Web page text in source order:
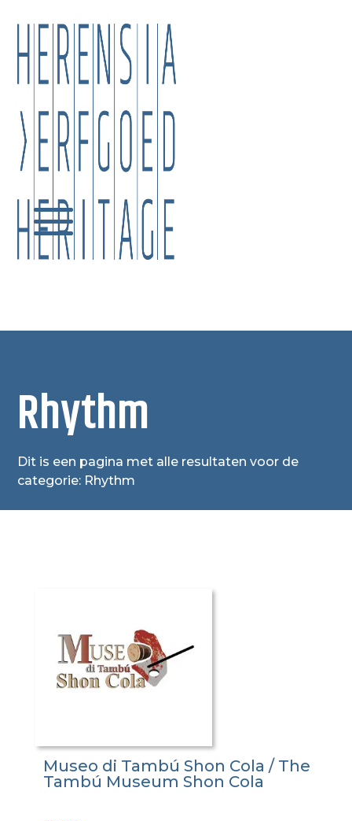
Rhythm
Dit is een pagina met alle resultaten voor de
categorie: Rhythm
Museo di Tambú Shon Cola / The
Tambú Museum Shon Cola